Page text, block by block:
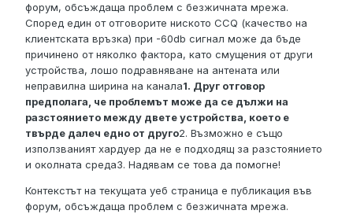
форум, обсъждаща проблем с безжичната мрежа.
Според един от отговорите ниското CCQ (качество на
клиентската връзка) при -60db сигнал може да бъде
причинено от няколко фактора, като смущения от други
устройства, лошо подравняване на антената или
неправилна ширина на канала1. Друг отговор
предполага, че проблемът може да се дължи на
разстоянието между двете устройства, което е
твърде далеч едно от друго2. Възможно е също
използваният хардуер да не е подходящ за разстоянието
и околната среда3. Надявам се това да помогне!
Контекстът на текущата уеб страница е публикация във
форум, обсъждаща проблем с безжичната мрежа.